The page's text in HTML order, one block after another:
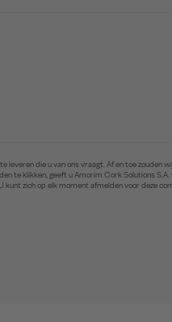
die u van ons vraagt. Af en toe zouden
te klikken, geeft u Amorim Cork Solutions
zich op elk moment afmelden voor deze